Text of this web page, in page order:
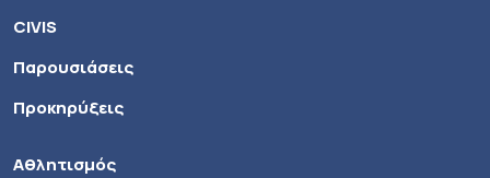
CIVIS
Παρουσιάσεις
Προκηρύξεις
Αθλητισμός